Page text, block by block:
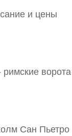
Музеи — расписание и цены
Сан Пьетро